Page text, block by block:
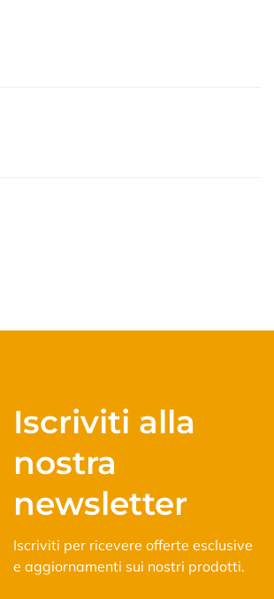
Iscriviti alla
nostra
newsletter
Iscriviti per ricevere offerte esclusive
e aggiornamenti sui nostri prodotti.